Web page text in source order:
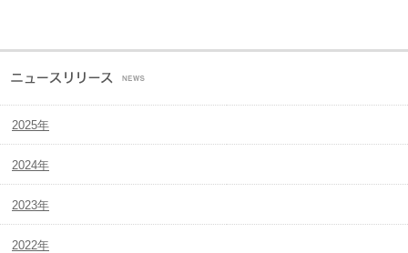
2025年
2024年
2023年
2022年